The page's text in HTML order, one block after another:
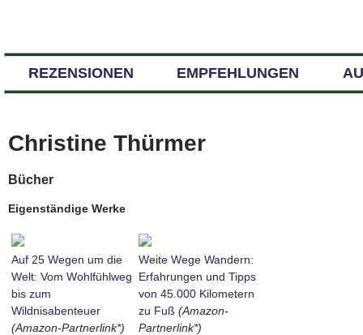
REZENSIONEN EMPFEHLUNGEN
Christine Thürmer
Bücher
Eigenständige Werke
Auf 25 Wegen um die
Welt: Vom Wohlfühlweg
bis zum
Wildnisabenteuer
(Amazon-Partnerlink*)
Weite Wege Wandern:
Erfahrungen und Tipps
von 45.000 Kilometern
zu Fuß (Amazon-
Partnerlink*)